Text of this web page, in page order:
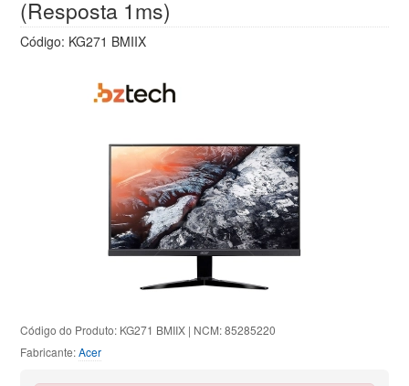
(Resposta 1ms)
Código: KG271 BMIIX
Código do Produto: KG271 BMIIX | NCM: 85285220
Fabricante:Acer